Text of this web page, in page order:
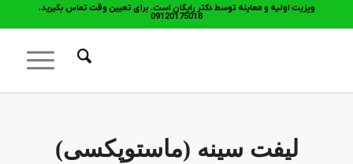
ویزیت اولیه و معاینه توسط دکتر رایگان است. برای تعیین وقت تماس بگیرید.
09120175018
لیفت سینه (ماستوپکسی)